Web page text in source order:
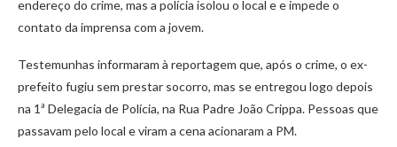
endereço do crime, mas a polícia isolou o local e e impede o
contato da imprensa com a jovem.
Testemunhas informaram à reportagem que, após o crime, o ex-
prefeito fugiu sem prestar socorro, mas se entregou logo depois
na 1ª Delegacia de Polícia, na Rua Padre João Crippa. Pessoas que
passavam pelo local e viram a cena acionaram a PM.